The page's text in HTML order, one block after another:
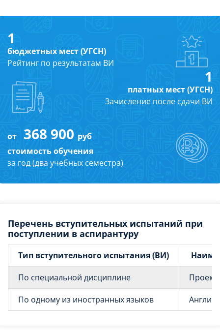
1
бюджетных мест (УГСН)
Рейтинг по результатам ВИ
1
платных мест (УГСН)
Зачисление после сдачи ВИ
от 368 900 руб
стоимость обучения
за год (два учебных семестра)
Перечень вступительных испытаний при
поступлении в аспирантуру
Тип вступительного испытания (ВИ)
По специальной дисциплине
По одному из иностранных языков